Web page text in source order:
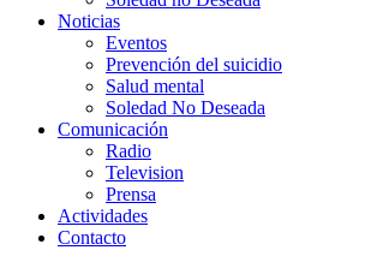
Noticias
Eventos
Prevención del suicidio
Salud mental
Soledad No Deseada
Comunicación
Radio
Television
Prensa
Actividades
Contacto